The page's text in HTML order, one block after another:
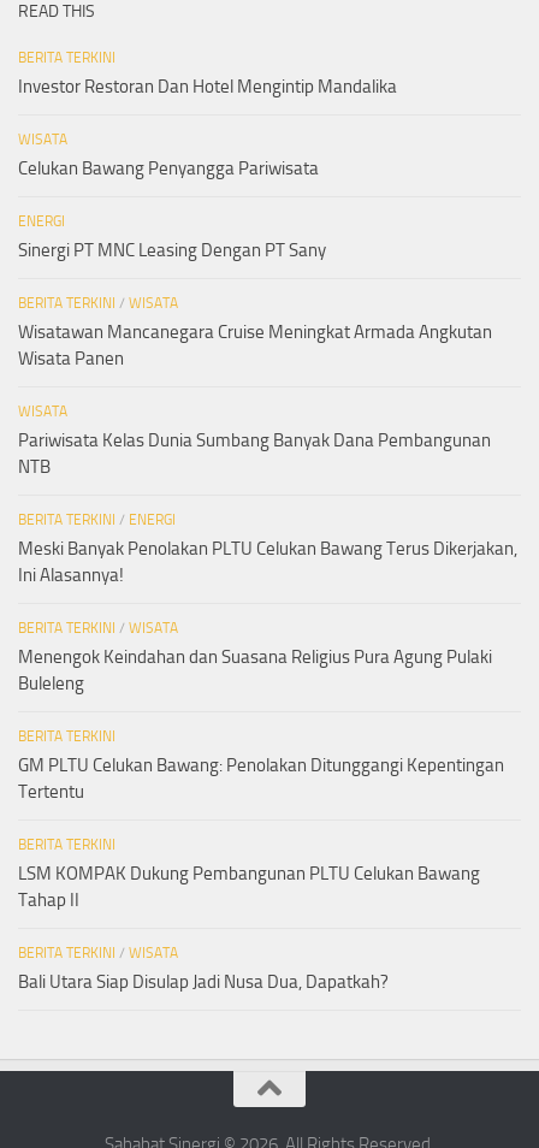
READ THIS
BERITA TERKINI
Investor Restoran Dan Hotel Mengintip Mandalika
WISATA
Celukan Bawang Penyangga Pariwisata
ENERGI
Sinergi PT MNC Leasing Dengan PT Sany
BERITA TERKINI / WISATA
Wisatawan Mancanegara Cruise Meningkat Armada Angkutan
Wisata Panen
WISATA
Pariwisata Kelas Dunia Sumbang Banyak Dana Pembangunan
NTB
BERITA TERKINI / ENERGI
Meski Banyak Penolakan PLTU Celukan Bawang Terus Dikerjakan,
Ini Alasannya!
BERITA TERKINI / WISATA
Menengok Keindahan dan Suasana Religius Pura Agung Pulaki
Buleleng
BERITA TERKINI
GM PLTU Celukan Bawang: Penolakan Ditunggangi Kepentingan
Tertentu
BERITA TERKINI
LSM KOMPAK Dukung Pembangunan PLTU Celukan Bawang
Tahap II
BERITA TERKINI / WISATA
Bali Utara Siap Disulap Jadi Nusa Dua, Dapatkah?